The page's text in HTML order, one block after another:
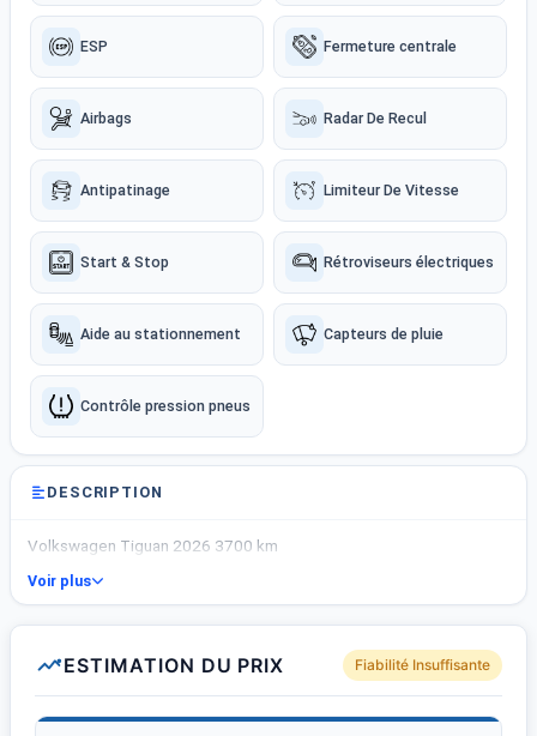
ESP Fermeture centrale
Airbags Radar De Recul
Antipatinage Limiteur De Vitesse
Start & Stop Rétroviseurs électriques
Aide au stationnement Capteurs de pluie
Contrôle pression pneus
DESCRIPTION
Volkswagen Tiguan 2026 3700 km
Voir plus
ESTIMATION DU PRIX Fiabilité Insuffisante